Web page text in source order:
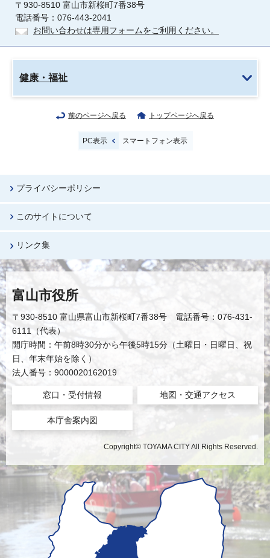
〒930-8510 富山市新桜町7番38号
電話番号：076-443-2041
お問い合わせは専用フォームをご利用ください。
健康・福祉
前のページへ戻る トップページへ戻る
PC表示 スマートフォン表示
プライバシーポリシー
このサイトについて
リンク集
富山市役所
〒930-8510 富山県富山市新桜町7番38号 電話番号：076-431-
6111（代表）
開庁時間：午前8時30分から午後5時15分（土曜日・日曜日、祝
日、年末年始を除く）
法人番号：9000020162019
窓口・受付情報 地図・交通アクセス
本庁舎案内図
Copyright© TOYAMA CITY All Rights Reserved.